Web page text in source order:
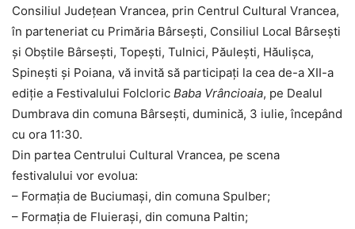
Consiliul Județean Vrancea, prin Centrul Cultural Vrancea,
în parteneriat cu Primăria Bârsești, Consiliul Local Bârsești
și Obștile Bârsești, Topești, Tulnici, Păulești, Hăulișca,
Spinești și Poiana, vă invită să participați la cea de-a XII-a
ediție a Festivalului Folcloric Baba Vrâncioaia, pe Dealul
Dumbrava din comuna Bârsești, duminică, 3 iulie, începând
cu ora 11:30.
Din partea Centrului Cultural Vrancea, pe scena
festivalului vor evolua:
– Formația de Buciumași, din comuna Spulber;
– Formația de Fluierași, din comuna Paltin;